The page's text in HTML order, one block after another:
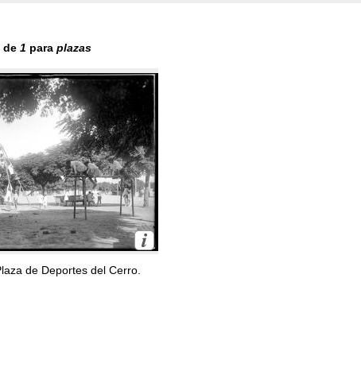
de 1 para plazas
de Deportes del Cerro.